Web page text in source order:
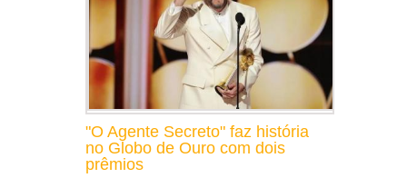
"O Agente Secreto" faz história
no Globo de Ouro com dois
prêmios